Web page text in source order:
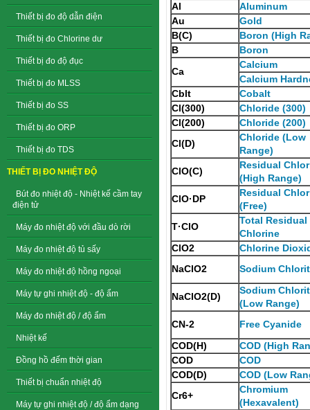
Thiết bị đo độ dẫn điện
Thiết bị đo Chlorine dư
Thiết bị đo độ đục
Thiết bị đo MLSS
Thiết bị đo SS
Thiết bị đo ORP
Thiết bị đo TDS
THIẾT BỊ ĐO NHIỆT ĐỘ
Bút đo nhiệt độ - Nhiệt kế cầm tay
điện tử
Máy đo nhiệt độ với đầu dò rời
Máy đo nhiệt độ tủ sấy
Máy đo nhiệt độ hồng ngoại
Máy tự ghi nhiệt độ - độ ẩm
Máy đo nhiệt độ / độ ẩm
Nhiệt kế
Đồng hồ đếm thời gian
Thiết bị chuẩn nhiệt độ
Máy tự ghi nhiệt độ / độ ẩm dạng
Al
Aluminum
Au
Gold
B(C)
Boron (High
B
Boron
Ca
Calcium
Calcium
Cblt
Cobalt
Cl(300)
Chloride (300)
Cl(200)
Chloride (200)
Cl(D)
Chloride (Low
Range)
ClO(C)
Residual
(High Range)
ClO·DP
Residual
(Free)
T·ClO
Total Residual
Chlorine
ClO2
Chlorine
NaClO2
Sodium
NaClO2(D)
Sodium
(Low Range)
CN-2
Free Cyanide
COD(H)
COD (High
COD
COD
COD(D)
COD (Low
Cr6+
Chromium
(Hexavalent)